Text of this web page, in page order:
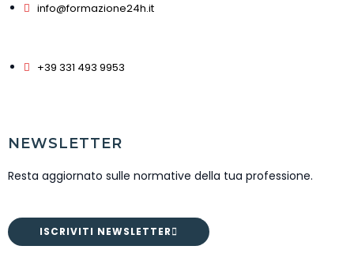
info@formazione24h.it
+39 331 493 9953
NEWSLETTER
Resta aggiornato sulle normative della tua professione.
ISCRIVITI NEWSLETTER